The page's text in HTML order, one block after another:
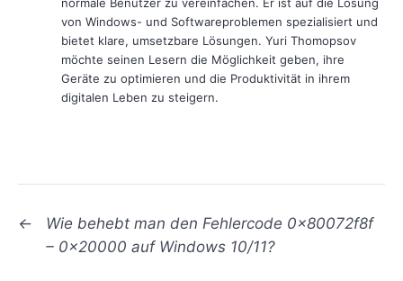
von Windows- und Softwareproblemen spezialisiert und
bietet klare, umsetzbare Lösungen. Yuri Thomopsov
möchte seinen Lesern die Möglichkeit geben, ihre
Geräte zu optimieren und die Produktivität in ihrem
digitalen Leben zu steigern.
←
Wie behebt man den Fehlercode 0x80072f8f
– 0x20000 auf Windows 10/11?